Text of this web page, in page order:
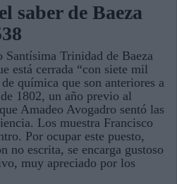
de Baeza
Trinidad de Baeza
está cerrada “con siete mil
química que son anteriores a
1802, un año previo al
Amadeo Avogadro sentó las
Los muestra Francisco
Por ocupar este puesto,
no escrita, se encarga gustoso
muy apreciado por los